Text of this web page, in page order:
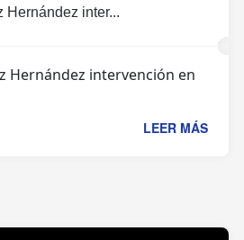
Hernández inter...
Hernández intervención en
LEER MÁS